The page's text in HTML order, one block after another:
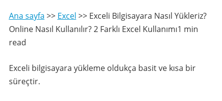
Ana sayfa >> Excel >> Exceli Bilgisayara Nasıl Yükleriz?
Online Nasıl Kullanılır? 2 Farklı Excel Kullanımı1 min
read
Exceli bilgisayara yükleme oldukça basit ve kısa bir
süreçtir.